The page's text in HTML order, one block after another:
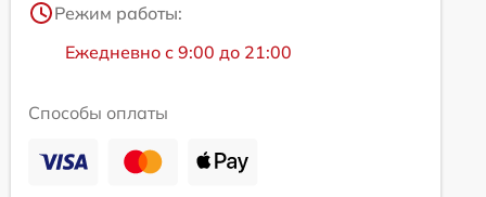
Режим работы:
Ежедневно с 9:00 до 21:00
Способы оплаты